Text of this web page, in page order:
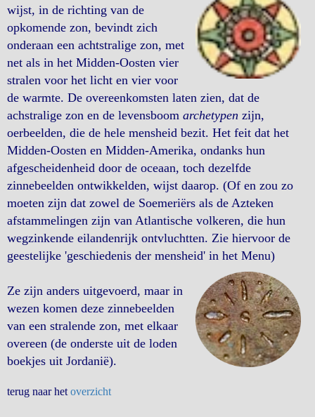
wijst, in de richting van de
opkomende zon, bevindt zich
onderaan een achtstralige zon, met
net als in het Midden-Oosten vier
stralen voor het licht en vier voor
de warmte. De overeenkomsten laten zien, dat de
achstralige zon en de levensboom archetypen zijn,
oerbeelden, die de hele mensheid bezit. Het feit dat het
Midden-Oosten en Midden-Amerika, ondanks hun
afgescheidenheid door de oceaan, toch dezelfde
zinnebeelden ontwikkelden, wijst daarop. (Of en zou zo
moeten zijn dat zowel de Soemeriërs als de Azteken
afstammelingen zijn van Atlantische volkeren, die hun
wegzinkende eilandenrijk ontvluchtten. Zie hiervoor de
geestelijke 'geschiedenis der mensheid' in het Menu)
Ze zijn anders uitgevoerd, maar in
wezen komen deze zinnebeelden
van een stralende zon, met elkaar
overeen (de onderste uit de loden
boekjes uit Jordanië).
terug naar het overzicht